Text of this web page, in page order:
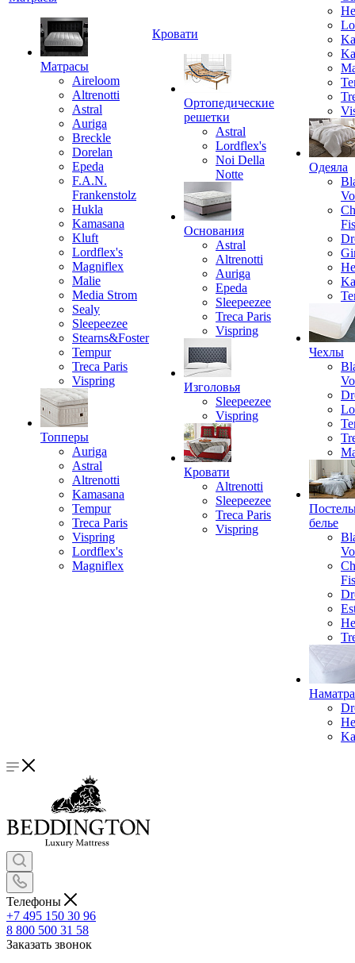
Матрасы
Aireloom
Altrenotti
Astral
Auriga
Breckle
Dorelan
Epeda
F.A.N.
Frankenstolz
Hukla
Kamasana
Kluft
Lordflex's
Magniflex
Malie
Media Strom
Sealy
Sleepeezee
Stearns&Foster
Tempur
Treca Paris
Vispring
Топперы
Auriga
Astral
Altrenotti
Kamasana
Tempur
Treca Paris
Vispring
Lordflex's
Magniflex
Кровати
Ортопедические
решетки
Astral
Lordflex's
Noi Della
Notte
Основания
Astral
Altrenotti
Auriga
Epeda
Sleepeezee
Treca Paris
Vispring
Изголовья
Sleepeezee
Vispring
Кровати
Altrenotti
Sleepeezee
Treca Paris
Vispring
Одеяла
Чехлы
белье
Телефоны
+7 495 150 30 96
8 800 500 31 58
Заказать звонок